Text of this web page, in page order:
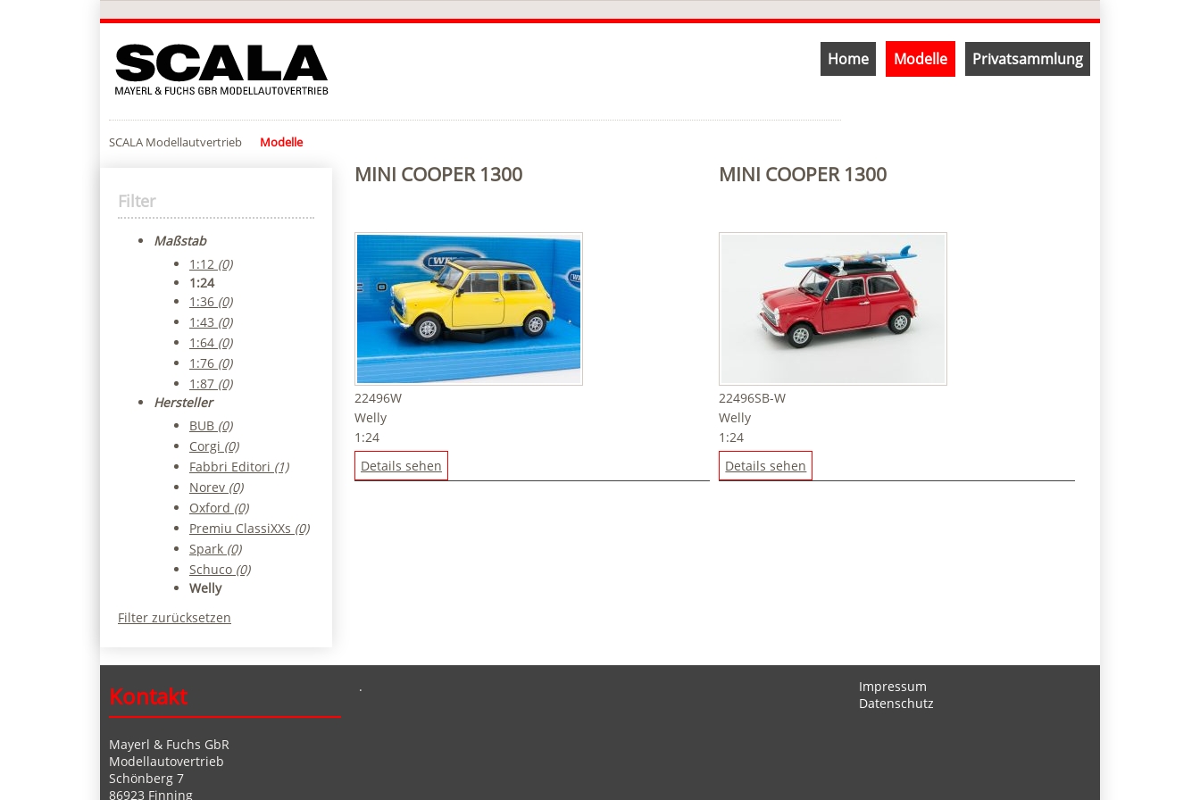
Navigation
überspringen
Home Modelle Privatsammlung
SCALA Modellautvertrieb Modelle
MINI COOPER 1300
22496W
Welly
1:24
Details sehen
MINI COOPER 1300
22496SB-W
Welly
1:24
Details sehen
Filter
Maßstab
1:12 (0)
1:24
1:36 (0)
1:43 (0)
1:64 (0)
1:76 (0)
1:87 (0)
Hersteller
BUB (0)
Corgi (0)
Fabbri Editori (1)
Norev (0)
Oxford (0)
Premiu ClassiXXs (0)
Spark (0)
Schuco (0)
Welly
Filter zurücksetzen
Kontakt
Mayerl & Fuchs GbR
Modellautovertrieb
Schönberg 7
86923 Finning
.
Impressum
Datenschutz